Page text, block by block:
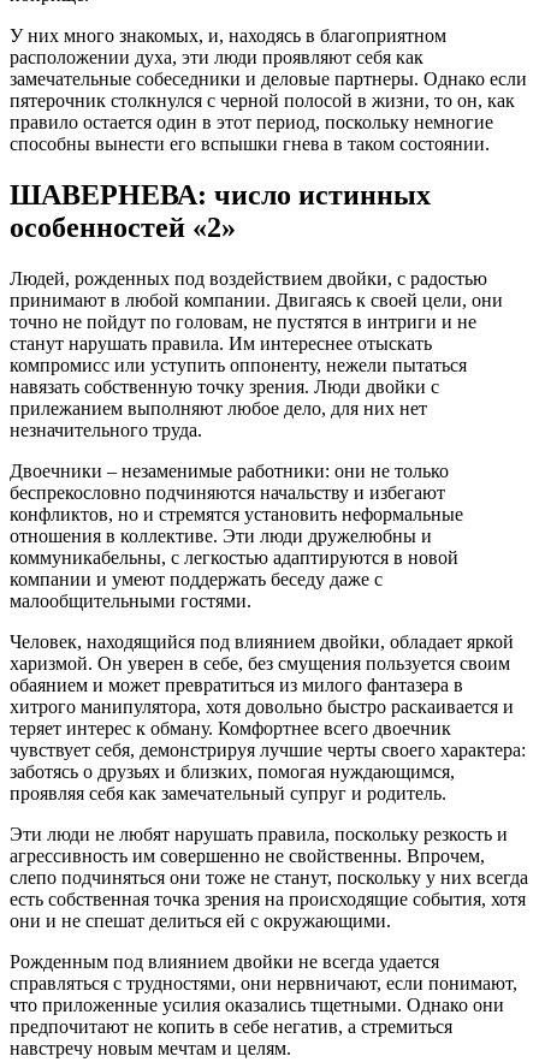
У них много знакомых, и, находясь в благоприятном
расположении духа, эти люди проявляют себя как
замечательные собеседники и деловые партнеры. Однако если
пятерочник столкнулся с черной полосой в жизни, то он, как
правило остается один в этот период, поскольку немногие
способны вынести его вспышки гнева в таком состоянии.
ШАВЕРНЕВА: число истинных
особенностей «2»
Людей, рожденных под воздействием двойки, с радостью
принимают в любой компании. Двигаясь к своей цели, они
точно не пойдут по головам, не пустятся в интриги и не
станут нарушать правила. Им интереснее отыскать
компромисс или уступить оппоненту, нежели пытаться
навязать собственную точку зрения. Люди двойки с
прилежанием выполняют любое дело, для них нет
незначительного труда.
Двоечники – незаменимые работники: они не только
беспрекословно подчиняются начальству и избегают
конфликтов, но и стремятся установить неформальные
отношения в коллективе. Эти люди дружелюбны и
коммуникабельны, с легкостью адаптируются в новой
компании и умеют поддержать беседу даже с
малообщительными гостями.
Человек, находящийся под влиянием двойки, обладает яркой
харизмой. Он уверен в себе, без смущения пользуется своим
обаянием и может превратиться из милого фантазера в
хитрого манипулятора, хотя довольно быстро раскаивается и
теряет интерес к обману. Комфортнее всего двоечник
чувствует себя, демонстрируя лучшие черты своего характера:
заботясь о друзьях и близких, помогая нуждающимся,
проявляя себя как замечательный супруг и родитель.
Эти люди не любят нарушать правила, поскольку резкость и
агрессивность им совершенно не свойственны. Впрочем,
слепо подчиняться они тоже не станут, поскольку у них всегда
есть собственная точка зрения на происходящие события, хотя
они и не спешат делиться ей с окружающими.
Рожденным под влиянием двойки не всегда удается
справляться с трудностями, они нервничают, если понимают,
что приложенные усилия оказались тщетными. Однако они
предпочитают не копить в себе негатив, а стремиться
навстречу новым мечтам и целям.